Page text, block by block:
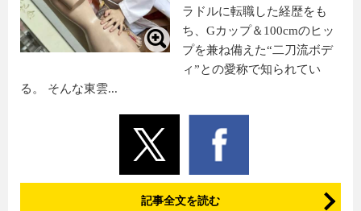
ラドルに転職した経歴をも
ち、Gカップ＆100cmのヒッ
プを兼ね備えた“二刀流ボデ
ィ”との愛称で知られてい
る。 そんな東雲...
記事全文を読む